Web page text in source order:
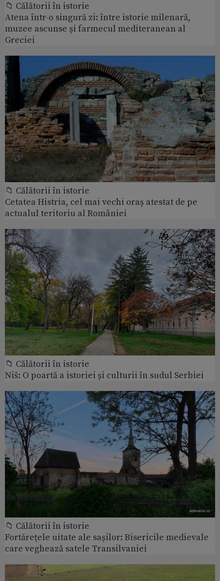
📁 Călătorii în istorie
Atena într-o singură zi: între istorie milenară,
muzee ascunse și farmecul mediteranean al
Greciei
📁 Călătorii în istorie
Cetatea Histria, cel mai vechi oraș atestat de pe
actualul teritoriu al României
📁 Călătorii în istorie
Niš: O poartă a istoriei și culturii în sudul Serbiei
📁 Călătorii în istorie
Fortărețele uitate ale sașilor: Bisericile medievale
care veghează satele Transilvaniei